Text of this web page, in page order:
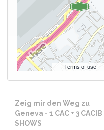
Terms of use
Zeig mir den Weg zu
Geneva - 1 CAC + 3 CACIB
SHOWS